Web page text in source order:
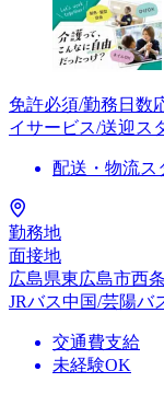
免許必須/勤務日数
イサービス/送迎ス
配送・物流ス
勤務地
面接地
広島県東広島市西
JRバス中国/芸陽バ
交通費支給
未経験OK